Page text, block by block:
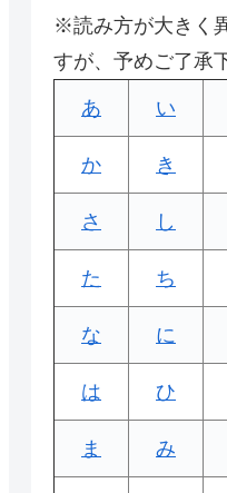
※読み方が大きく
すが、予めご了承
あ い
か き
さ し
た ち
な に
は ひ
ま み